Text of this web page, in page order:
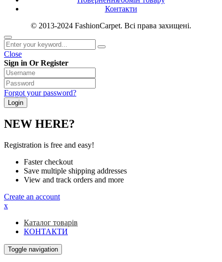
Контакти
© 2013-2024 FashionCarpet. Всі права захищені.
Close
Sign in Or Register
Forgot your password?
NEW HERE?
Registration is free and easy!
Faster checkout
Save multiple shipping addresses
View and track orders and more
Create an account
x
Каталог товарів
КОНТАКТИ
Toggle navigation